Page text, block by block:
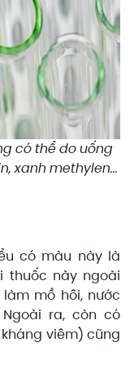
có thể do uống
xanh methylen...
có màu này là
thuốc này ngoài
mồ hôi, nước
ra, còn có
viêm) cũng